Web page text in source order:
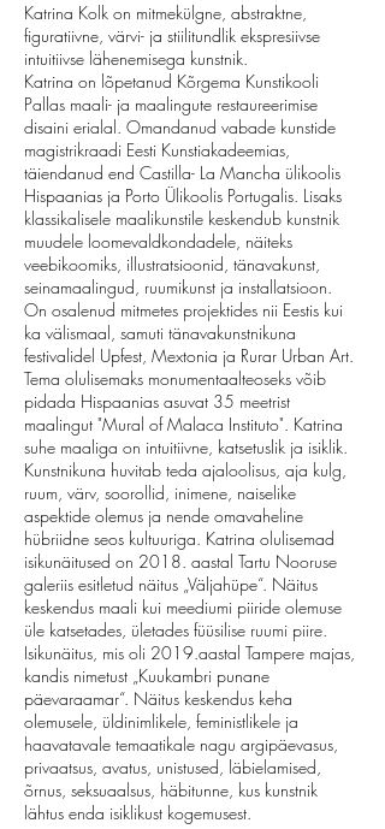
Katrina Kolk on mitmekülgne, abstraktne,
figuratiivne, värvi- ja stiilitundlik ekspresiivse
intuitiivse lähenemisega kunstnik.
Katrina on lõpetanud Kõrgema Kunstikooli
Pallas maali- ja maalingute restaureerimise
disaini erialal. Omandanud vabade kunstide
magistrikraadi Eesti Kunstiakadeemias,
täiendanud end Castilla- La Mancha ülikoolis
Hispaanias ja Porto Ülikoolis Portugalis. Lisaks
klassikalisele maalikunstile keskendub kunstnik
muudele loomevaldkondadele, näiteks
veebikoomiks, illustratsioonid, tänavakunst,
seinamaalingud, ruumikunst ja installatsioon.
On osalenud mitmetes projektides nii Eestis kui
ka välismaal, samuti tänavakunstnikuna
festivalidel Upfest, Mextonia ja Rurar Urban Art.
Tema olulisemaks monumentaalteoseks võib
pidada Hispaanias asuvat 35 meetrist
maalingut "Mural of Malaca Instituto". Katrina
suhe maaliga on intuitiivne, katsetuslik ja isiklik.
Kunstnikuna huvitab teda ajaloolisus, aja kulg,
ruum, värv, soorollid, inimene, naiselike
aspektide olemus ja nende omavaheline
hübriidne seos kultuuriga. Katrina olulisemad
isikunäitused on 2018. aastal Tartu Nooruse
galeriis esitletud näitus „Väljahüpe“. Näitus
keskendus maali kui meediumi piiride olemuse
üle katsetades, ületades füüsilise ruumi piire.
Isikunäitus, mis oli 2019.aastal Tampere majas,
kandis nimetust „Kuukambri punane
päevaraamar“. Näitus keskendus keha
olemusele, üldinimlikele, feministlikele ja
haavatavale temaatikale nagu argipäevasus,
privaatsus, avatus, unistused, läbielamised,
õrnus, seksuaalsus, häbitunne, kus kunstnik
lähtus enda isiklikust kogemusest.